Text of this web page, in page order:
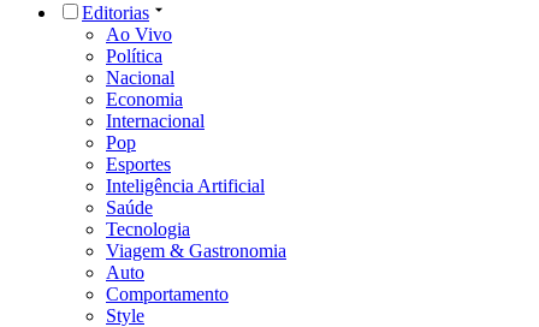
Editorias
Ao Vivo
Política
Nacional
Economia
Internacional
Pop
Esportes
Inteligência Artificial
Saúde
Tecnologia
Viagem & Gastronomia
Auto
Comportamento
Style